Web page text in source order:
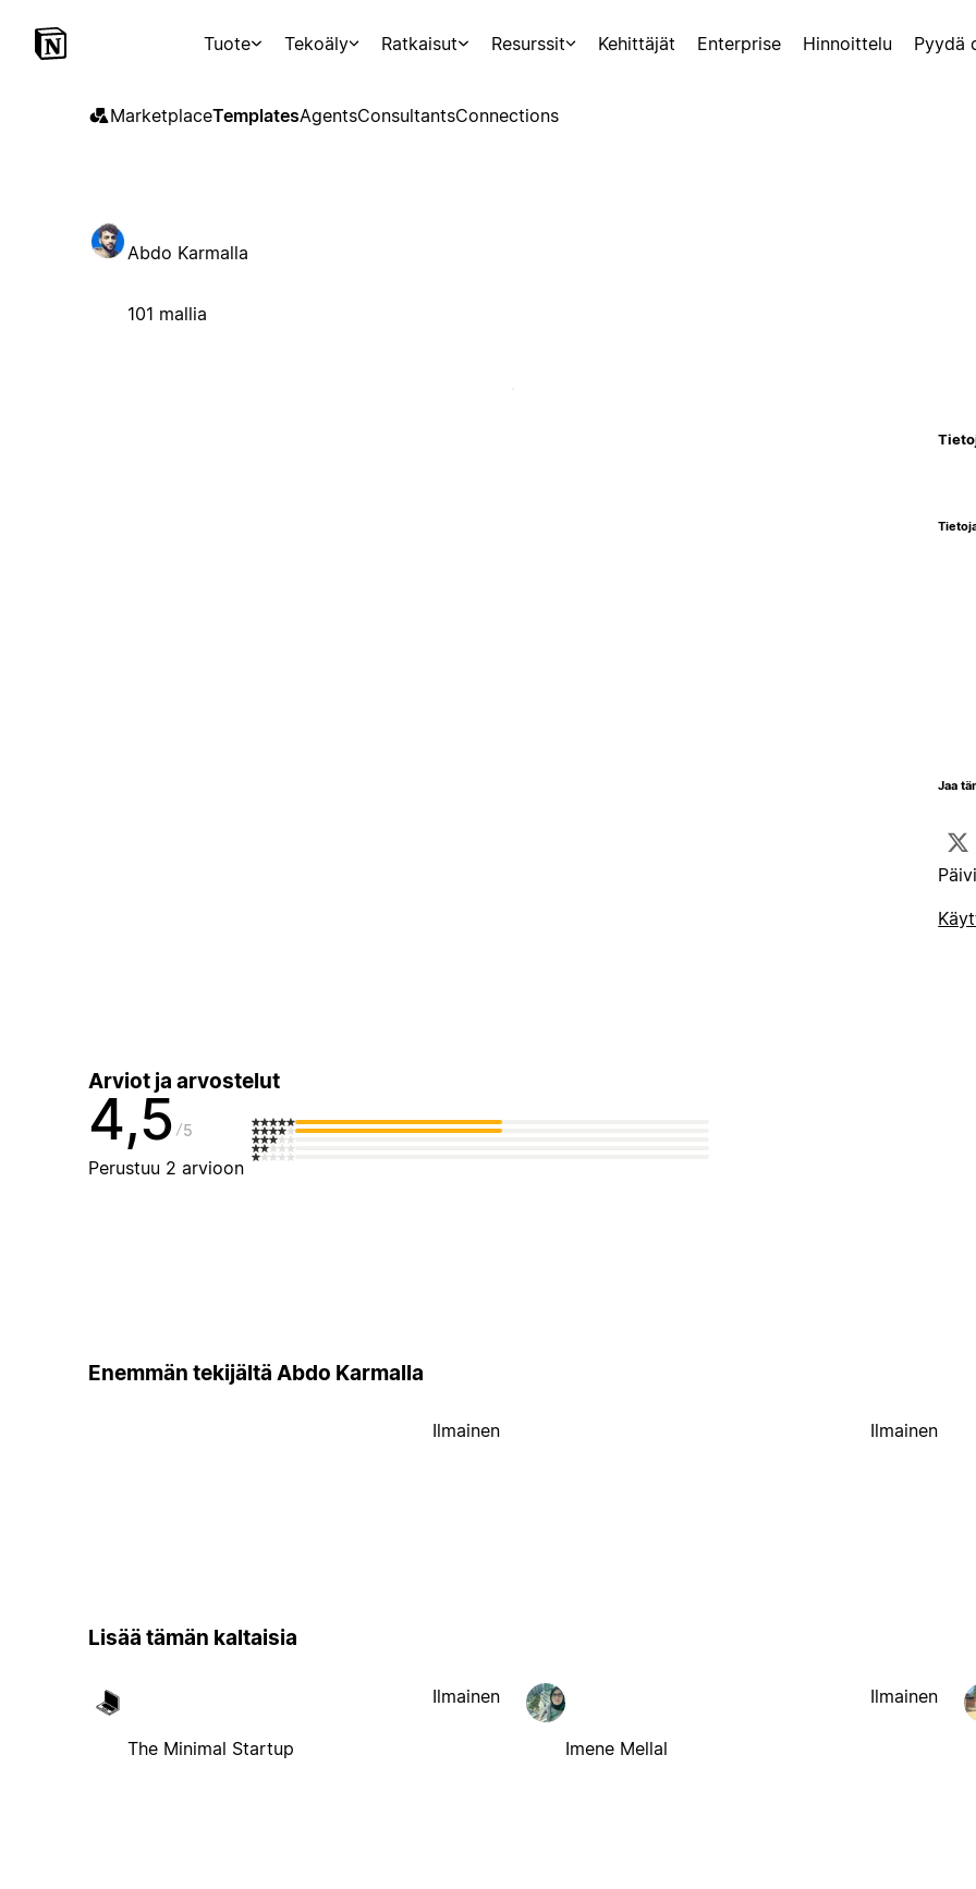
Tuote Tekoäly Ratkaisut Resurssit Kehittäjät Enterprise Hinnoittelu Pyydä
MarketplaceTemplatesAgentsConsultantsConnections
Abdo Karmalla
101 mallia
Jaa
Arviot ja arvostelut
4,5 5
Perustuu 2 arvioon
Enemmän tekijältä Abdo Karmalla
Ilmainen Ilmainen
Lisää tämän kaltaisia
The Minimal Startup
Ilmainen
Imene Mellal
Ilmainen